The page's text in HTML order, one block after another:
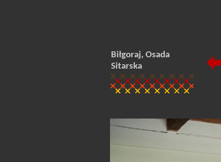
Biłgoraj, Osada
Sitarska